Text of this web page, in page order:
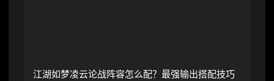
江湖如梦凌云论战阵容怎么配？最强输出搭配技巧